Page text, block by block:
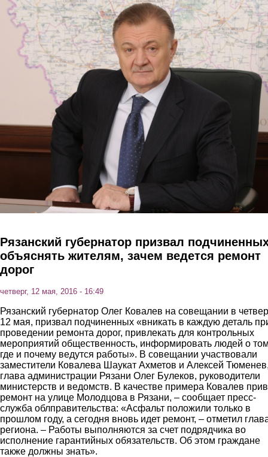
Перейти к основному содержанию
Рязанский губернатор призвал
объяснять жителям, зачем ведется ремонт
дорог
четверг, 12 мая, 2016 - 16:49
Рязанский губернатор Олег Ковалев на совещании в
12 мая, призвал подчиненных «вникать в каждую деталь
проведении ремонта дорог, привлекать для контрольных
мероприятий общественность, информировать людей о
где и почему ведутся работы». В совещании участвовали
заместители Ковалева Шаукат Ахметов и Алексей
глава администрации Рязани Олег Булеков, руководители
министерств и ведомств. В качестве примера Ковалев
ремонт на улице Молодцова в Рязани, – сообщает пресс-
служба облправительства: «Асфальт положили только в
прошлом году, а сегодня вновь идет ремонт, – отметил
региона. – Работы выполняются за счет подрядчика во
исполнение гарантийных обязательств. Об этом граждане
также должны знать».